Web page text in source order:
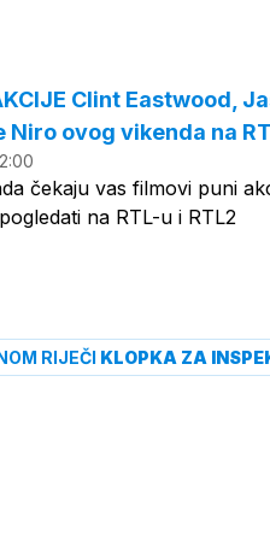
Clint Eastwood,
Niro ovog vikenda na
čekaju vas filmovi puni
na RTL-u i RTL2
RIJEČI KLOPKA ZA